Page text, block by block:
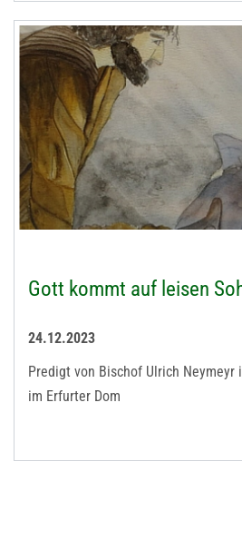
Gott kommt auf leisen
24.12.2023
Predigt von Bischof Ulrich Neymeyr
im Erfurter Dom